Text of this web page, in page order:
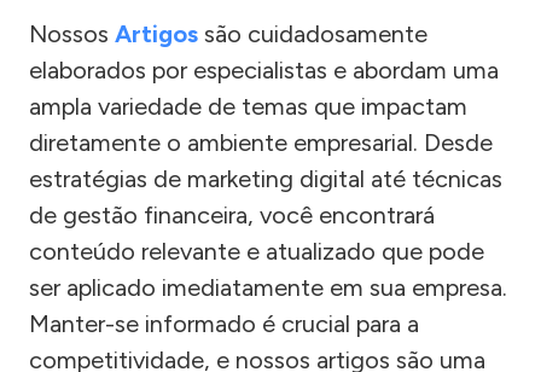
Nossos Artigos são cuidadosamente
elaborados por especialistas e abordam uma
ampla variedade de temas que impactam
diretamente o ambiente empresarial. Desde
estratégias de marketing digital até técnicas
de gestão financeira, você encontrará
conteúdo relevante e atualizado que pode
ser aplicado imediatamente em sua empresa.
Manter-se informado é crucial para a
competitividade, e nossos artigos são uma